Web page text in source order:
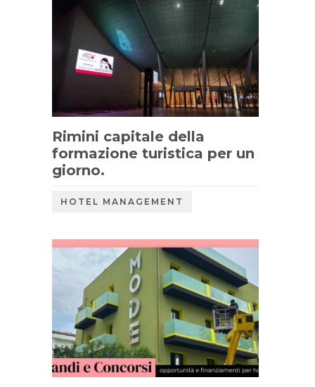
Rimini capitale della
formazione turistica per un
giorno.
HOTEL MANAGEMENT